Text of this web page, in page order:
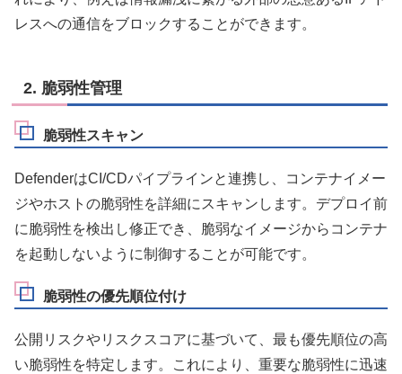
レスへの通信をブロックすることができます。
2. 脆弱性管理
脆弱性スキャン
DefenderはCI/CDパイプラインと連携し、コンテナイメー
ジやホストの脆弱性を詳細にスキャンします。デプロイ前
に脆弱性を検出し修正でき、脆弱なイメージからコンテナ
を起動しないように制御することが可能です。
脆弱性の優先順位付け
公開リスクやリスクスコアに基づいて、最も優先順位の高
い脆弱性を特定します。これにより、重要な脆弱性に迅速